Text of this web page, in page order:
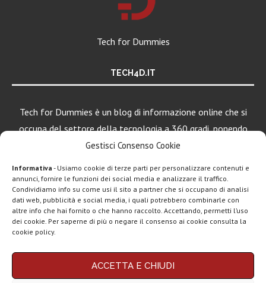
Gestisci Consenso Cookie
Informativa - Usiamo cookie di terze parti per personalizzare contenuti e
annunci, fornire le funzioni dei social media e analizzare il traffico.
Condividiamo info su come usi il sito a partner che si occupano di analisi
dati web, pubblicità e social media, i quali potrebbero combinarle con
altre info che hai fornito o che hanno raccolto. Accettando, permetti l’uso
dei cookie. Per saperne di più o negare il consenso ai cookie consulta la
cookie policy.
ACCETTA E CHIUDI
Tech for Dummies
TECH4D.IT
Tech for Dummies è un blog di informazione online che si
occupa del settore della tecnologia a 360 gradi, ponendo
una particolare attenzione al mondo Android, Apple e
Chi siamo Contatti Disclaimer Privacy policy
LEGGI ANCHE
Apple lancia